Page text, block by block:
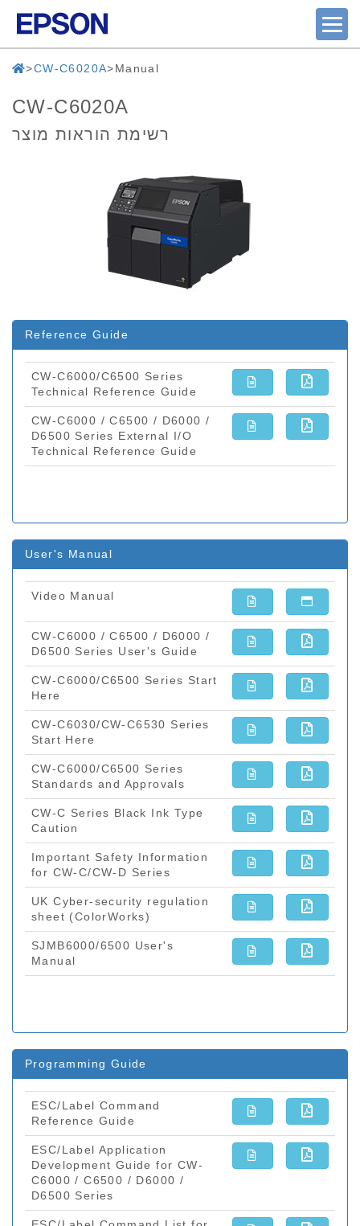
CW-C6020A Manual
CW-C6020A
רשימת הוראות מוצר